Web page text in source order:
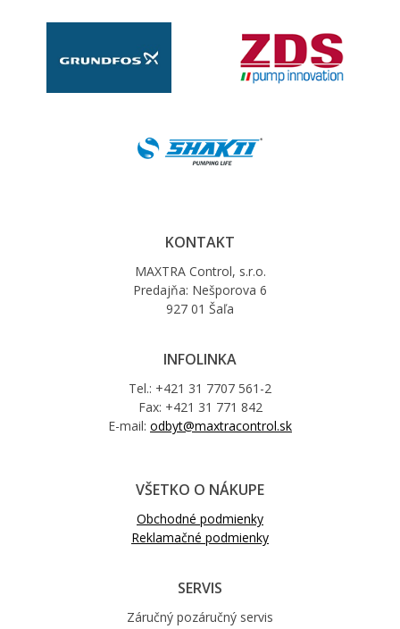
KONTAKT
MAXTRA Control, s.r.o.
Predajňa: Nešporova 6
927 01 Šaľa
INFOLINKA
Tel.: +421 31 7707 561-2
Fax: +421 31 771 842
E-mail: odbyt@maxtracontrol.sk
VŠETKO O NÁKUPE
Obchodné podmienky
Reklamačné podmienky
SERVIS
Záručný pozáručný servis